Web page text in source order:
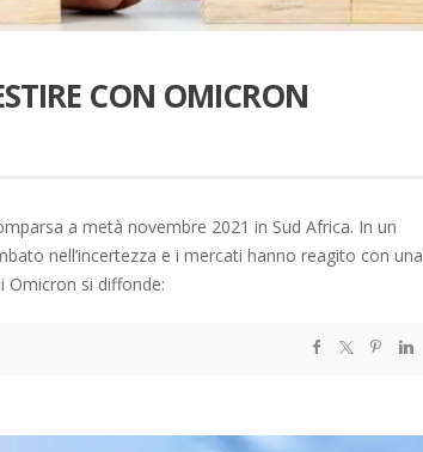
CON OMICRON
a metà novembre 2021 in Sud Africa. In un
nell’incertezza e i mercati hanno reagito con una
Omicron si diffonde: